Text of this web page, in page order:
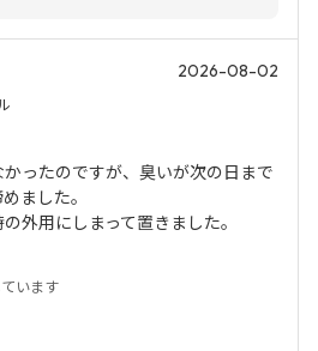
2026-08-02
ったのですが、臭いが次の日まで
ました。
外用にしまって置きました。
います